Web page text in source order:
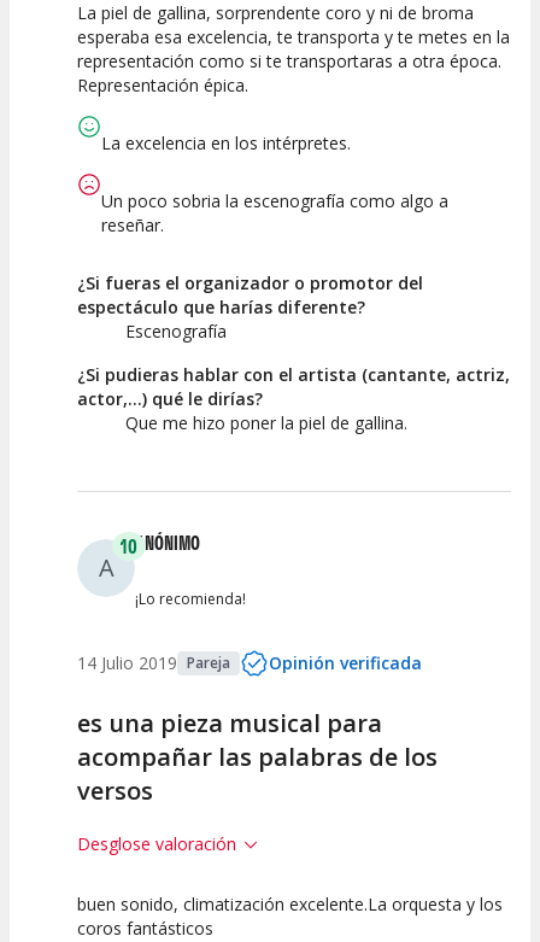
10
Calidad del
Espectáculo
10
Puesta en
Escena
10
Interpretación
La piel de gallina, sorprendente coro y ni de broma
esperaba esa excelencia, te transporta y te metes en la
representación como si te transportaras a otra época.
Representación épica.
La excelencia en los intérpretes.
Un poco sobria la escenografía como algo a
reseñar.
¿Si fueras el organizador o promotor del
espectáculo que harías diferente?
Escenografía
¿Si pudieras hablar con el artista (cantante, actriz,
actor,...) qué le dirías?
Que me hizo poner la piel de gallina.
A
10ANÓNIMO
¡Lo recomienda!
14 Julio 2019 Pareja Opinión verificada
es una pieza musical para
acompañar las palabras de los
versos
Desglose valoración
10 10 10
buen sonido, climatización excelente.La orquesta y los
coros fantásticos